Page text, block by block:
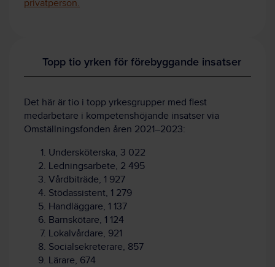
privatperson.
Topp tio yrken för förebyggande insatser
Det här är tio i topp yrkesgrupper med flest
medarbetare i kompetenshöjande insatser via
Omställningsfonden åren 2021–2023:
Undersköterska, 3 022
Ledningsarbete, 2 495
Vårdbiträde, 1 927
Stödassistent, 1 279
Handläggare, 1 137
Barnskötare, 1 124
Lokalvårdare, 921
Socialsekreterare, 857
Lärare, 674